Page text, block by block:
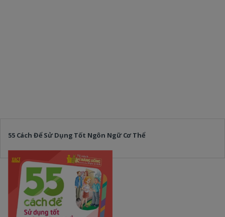
55 Cách Để Sử Dụng Tốt Ngôn Ngữ Cơ Thể